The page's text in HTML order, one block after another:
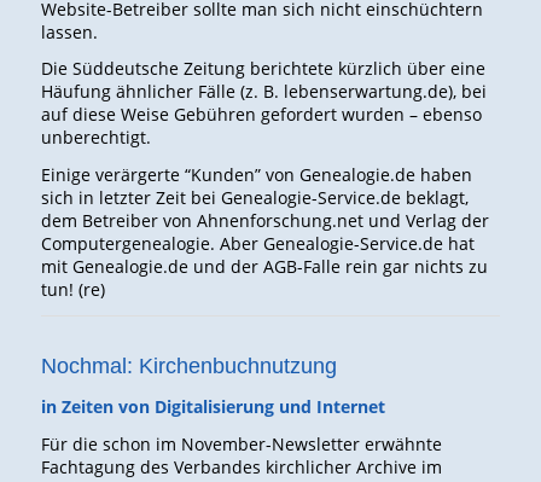
Website-Betreiber sollte man sich nicht einschüchtern
lassen.
Die Süddeutsche Zeitung berichtete kürzlich über eine
Häufung ähnlicher Fälle (z. B. lebenserwartung.de), bei
auf diese Weise Gebühren gefordert wurden – ebenso
unberechtigt.
Einige verärgerte “Kunden” von Genealogie.de haben
sich in letzter Zeit bei Genealogie-Service.de beklagt,
dem Betreiber von Ahnenforschung.net und Verlag der
Computergenealogie. Aber Genealogie-Service.de hat
mit Genealogie.de und der AGB-Falle rein gar nichts zu
tun! (re)
Nochmal: Kirchenbuchnutzung
in Zeiten von Digitalisierung und Internet
Für die schon im November-Newsletter erwähnte
Fachtagung des Verbandes kirchlicher Archive im